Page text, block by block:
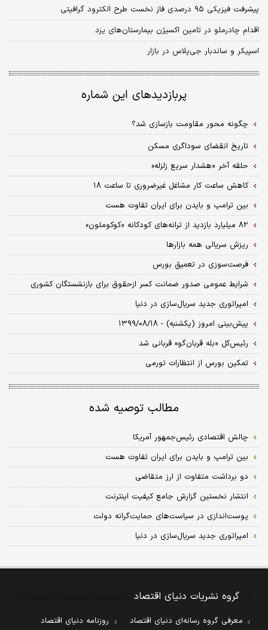
پیشرفت فیزیکی ۹۵ درصدی فاز نخست طرح الکترود گرافیتی
اقدام چادرملو در تامین اکسیژن بیمارستان‌های یزد
اسپیکر و ساندبار جی‌پلاس در بازار
پربازدیدهای این شماره
چگونه محور مقاومت بازسازی شد؟
تاریخ انقضای سوداگری مسکن
حلقه آخر «هشدار سریع زلزله»
کاهش ساعت کار مشاغل غیرضروری تا ساعت ۱۸
بین ترامپ و بایدن برای ایران تفاوت هست
۸۲ میلیارد بازدید از ترانه‌های کودکانه «کوکوملون»
ریزش سریالی همه بازارها
فرصت‌سوزی در تعمیق بورس
شرایط عمومی صدور ضمانت کسر ازحقوق برای بازنشستگان کشوری
امپراتوری جدید سریال‌سازی در دنیا
پیش‌بینی امروز (یکشنبه) - ۱۳۹۹/۰۸/۱۸
رئیس‌کل «بله‌ قربان‌گو» قربانی شد
تمکین بورس از انتظارات تورمی
مطالب توصیه شده
چالش اقتصادی رئیس‌جمهور آمریکا
بین ترامپ و بایدن برای ایران تفاوت هست
دو برداشت متفاوت از ارز متقاضی
انتشار نخستین گزارش جامع کیفیت اینترنت
پوست‌اندازی در سیاست‌های حمایت‌گرانه دولت
امپراتوری جدید سریال‌سازی در دنیا
گروه نشریات دنیای اقتصاد
معرفی گروه رسانه‌ای دنیای اقتصاد
روزنامه دنیای اقتصاد